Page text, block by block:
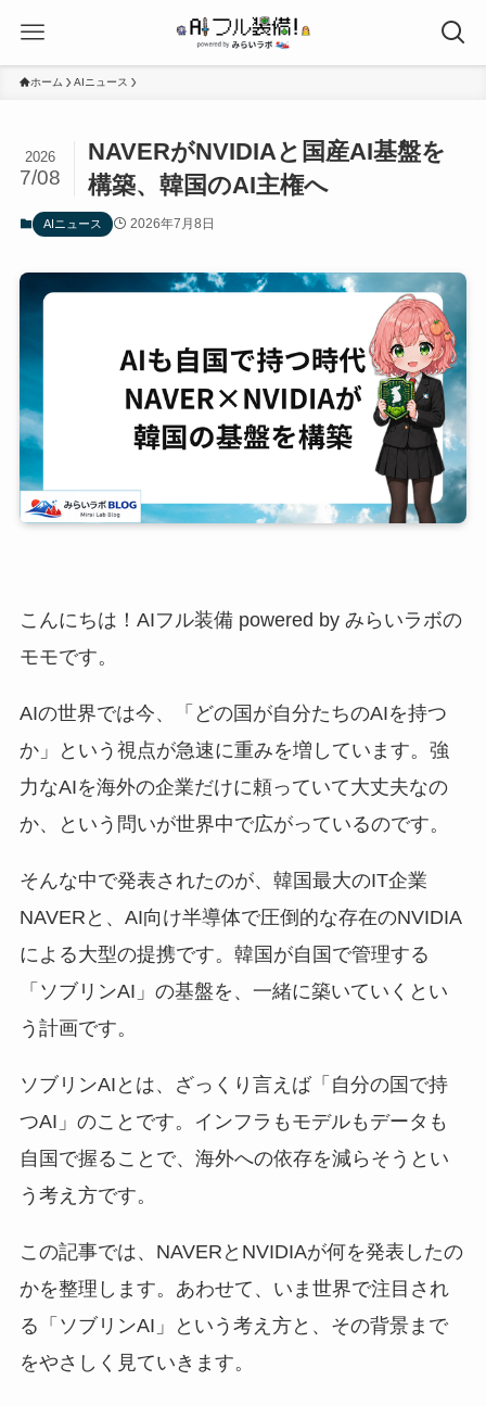
ホーム AIニュース
NAVERがNVIDIAと国産AI基盤を
構築、韓国のAI主権へ
2026
7/08
AIニュース 2026年7月8日
こんにちは！AIフル装備 powered by みらいラボの
モモです。
AIの世界では今、「どの国が自分たちのAIを持つ
か」という視点が急速に重みを増しています。強
力なAIを海外の企業だけに頼っていて大丈夫なの
か、という問いが世界中で広がっているのです。
そんな中で発表されたのが、韓国最大のIT企業
NAVERと、AI向け半導体で圧倒的な存在のNVIDIA
による大型の提携です。韓国が自国で管理する
「ソブリンAI」の基盤を、一緒に築いていくとい
う計画です。
ソブリンAIとは、ざっくり言えば「自分の国で持
つAI」のことです。インフラもモデルもデータも
自国で握ることで、海外への依存を減らそうとい
う考え方です。
この記事では、NAVERとNVIDIAが何を発表したの
かを整理します。あわせて、いま世界で注目され
る「ソブリンAI」という考え方と、その背景まで
をやさしく見ていきます。